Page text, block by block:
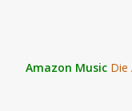
Amazon Music Die